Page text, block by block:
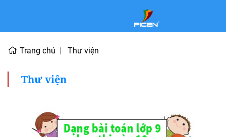
Trang chủ Thư viện
Thư viện